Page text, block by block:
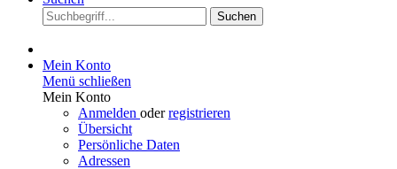
Suchen
Mein Konto
Menü schließen
Mein Konto
Anmelden oderregistrieren
Übersicht
Persönliche Daten
Adressen